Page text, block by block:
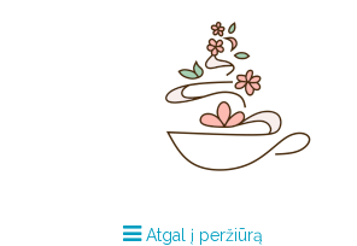
Atgal į peržiūrą